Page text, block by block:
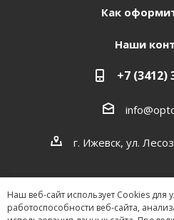
Наш веб-сайт использует Cookies для
работоспособности веб-сайта,
Как
Наши
+7 (3412)
г. Ижевск, ул.